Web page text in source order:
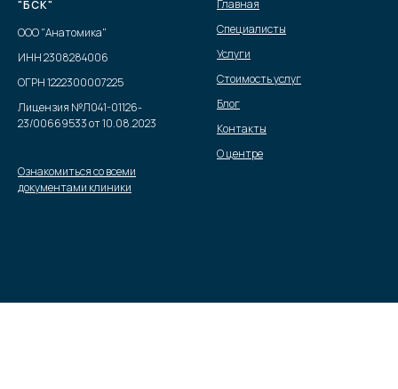
"БСК"
ООО "Анатомика"
ИНН 2308284006
ОГРН 1222300007225
Лицензия №Л041-01126-
23/00669533 от 10.08.2023
Ознакомиться со всеми
документами клиники
Главная
Специалисты
Услуги
Стоимость услуг
Блог
Контакты
О центре